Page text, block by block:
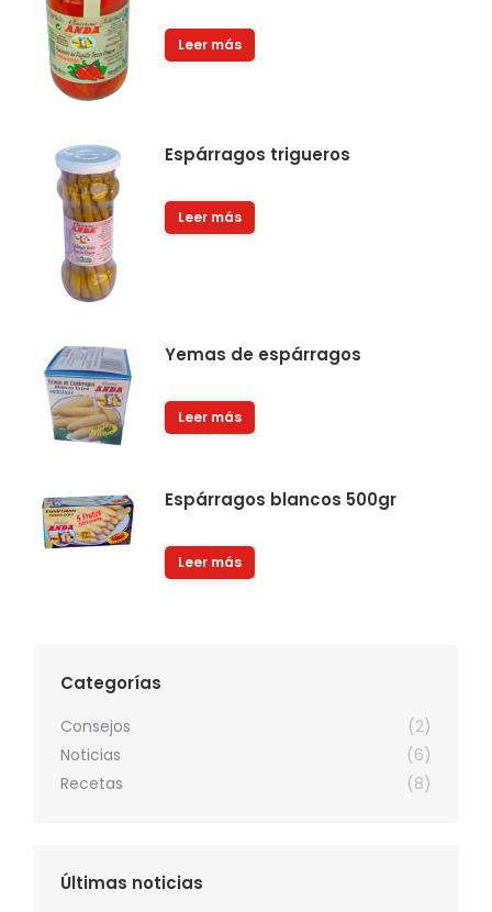
Leer más
Espárragos trigueros
Leer más
Yemas de espárragos
Leer más
Espárragos blancos 500gr
Leer más
Categorías
Consejos
(2)
Noticias
(6)
Recetas
(8)
Últimas noticias